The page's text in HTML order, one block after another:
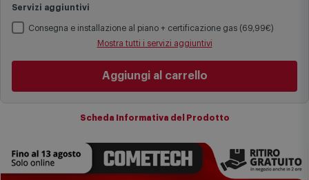
complesse come isole e regioni montane, consegna nei periodi
festivi e ricorrenze principali o in circostanze eccezionali).
prenotazione verranno spediti a partire dalla data di uscita indicata
nella pagina del prodotto.
Servizi aggiuntivi
Consegna e installazione al piano + certificazione gas (69,99€)
Mostra tutti i servizi aggiuntivi
Aggiungi al carrello
Scheda Informativa del Prodotto